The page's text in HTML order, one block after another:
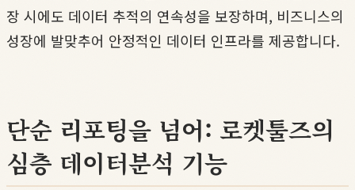
장 시에도 데이터 추적의 연속성을 보장하며, 비즈니스의
성장에 발맞추어 안정적인 데이터 인프라를 제공합니다.
단순 리포팅을 넘어: 로켓툴즈의
심층 데이터분석 기능